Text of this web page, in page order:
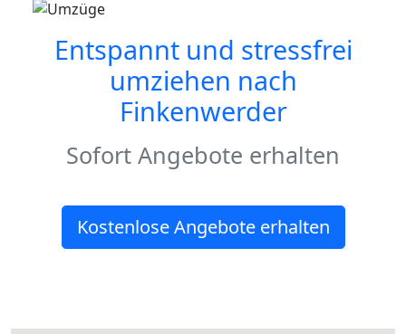
Entspannt und stressfrei
umziehen nach
Finkenwerder
Sofort Angebote erhalten
Kostenlose Angebote erhalten